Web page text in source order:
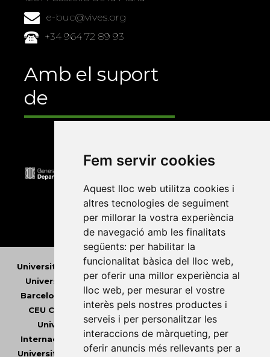
Fem servir cookies
Aquest lloc web utilitza cookies i
altres tecnologies de seguiment
per millorar la vostra experiència
de navegació amb les finalitats
següents: per habilitar la
funcionalitat bàsica del lloc web,
per oferir una millor experiència al
lloc web, per mesurar el vostre
interès pels nostres productes i
serveis i per personalitzar les
interaccions de màrqueting, per
oferir anuncis més rellevants per a
e-buc@vives.org
+34 964 72 89 93
Amb el suport
de
Universitat Abat Oliba CEU•Universitat d'Alacant
Universitat d'Andorra •Universitat Autònoma de
Barcelona
Universitat de Barcelona• Universitat
CEU Cardenal Herrera• Universitat de Girona
Universitat de les Illes Balears•Universitat
Internacional de Catalunya • Universitat Jaume I
Universitat de Lleida •Universitat Miguel Hernández